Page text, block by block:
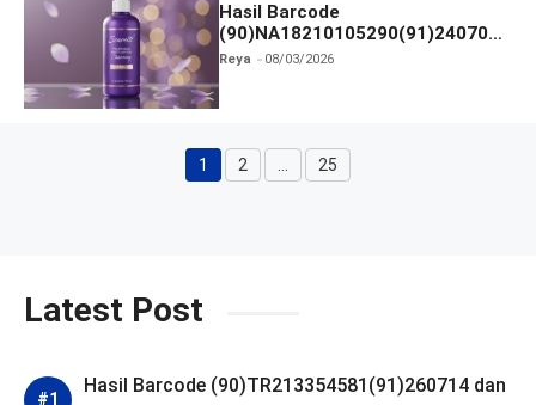
Hasil Barcode
(90)NA18210105290(91)240703
dan Izin BPOM
Reya 08/03/2026
Halaman
1 Halaman
2 Halaman
25
Latest Post
Hasil Barcode (90)TR213354581(91)260714 dan